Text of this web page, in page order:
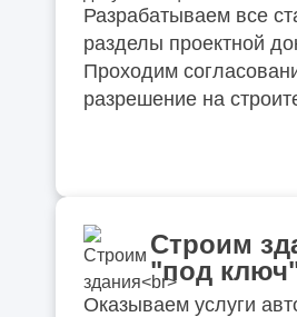
Разрабатываем все
разделы проектной
Проходим
разрешение на
Строим
"под
Оказываем услуги